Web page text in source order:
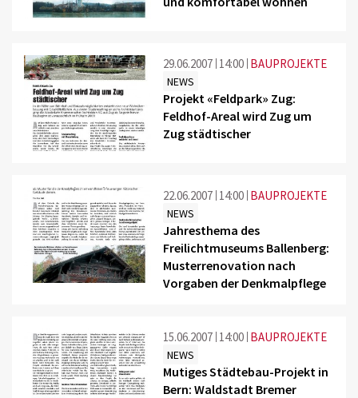
29.06.2007 14:00 BAUPROJEKTE
NEWS
Projekt «Feldpark» Zug:
Feldhof-Areal wird Zug um
Zug städtischer
22.06.2007 14:00 BAUPROJEKTE
NEWS
Jahresthema des
Freilichtmuseums Ballenberg:
Musterrenovation nach
Vorgaben der Denkmalpflege
15.06.2007 14:00 BAUPROJEKTE
NEWS
Mutiges Städtebau-Projekt in
Bern: Waldstadt Bremer